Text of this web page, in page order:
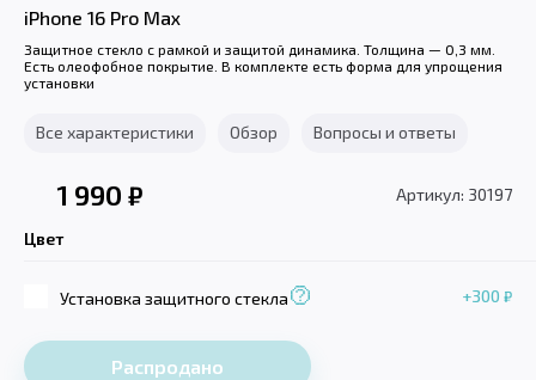
iPhone 16 Pro Max
Защитное стекло с рамкой и защитой динамика. Толщина — 0,3 мм.
Есть олеофобное покрытие. В комплекте есть форма для упрощения
установки
Все характеристики Обзор Вопросы и ответы
1 990 ₽ Артикул: 30197
Цвет
Установка защитного стекла +300 ₽
Распродано